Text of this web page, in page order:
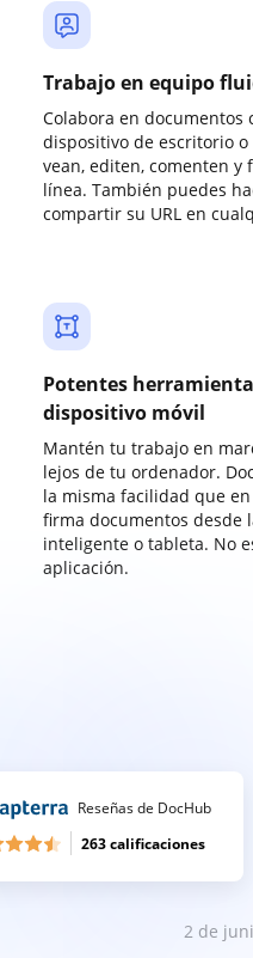
Trabajo en equipo
Colabora en
dispositivo de escritorio
vean, editen, comenten y
línea. También puedes
compartir su URL en
Potentes
dispositivo móvil
Mantén tu trabajo en
lejos de tu ordenador.
la misma facilidad que
firma documentos desde
inteligente o tableta. No
aplicación.
Reseñas de DocHub
263 calificaciones
2 de